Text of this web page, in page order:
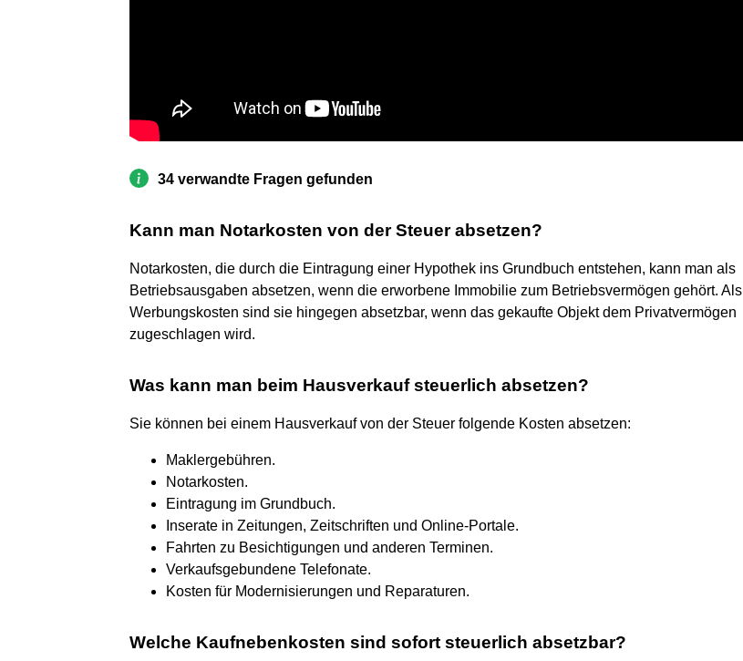
34 verwandte Fragen gefunden
Kann man Notarkosten von der Steuer absetzen?
Notarkosten, die durch die Eintragung einer Hypothek ins Grundbuch entstehen, kann man als
Betriebsausgaben absetzen, wenn die erworbene Immobilie zum Betriebsvermögen gehört. Als
Werbungskosten sind sie hingegen absetzbar, wenn das gekaufte Objekt dem Privatvermögen
zugeschlagen wird.
Was kann man beim Hausverkauf steuerlich absetzen?
Sie können bei einem Hausverkauf von der Steuer folgende Kosten absetzen:
Maklergebühren.
Notarkosten.
Eintragung im Grundbuch.
Inserate in Zeitungen, Zeitschriften und Online-Portale.
Fahrten zu Besichtigungen und anderen Terminen.
Verkaufsgebundene Telefonate.
Kosten für Modernisierungen und Reparaturen.
Welche Kaufnebenkosten sind sofort steuerlich absetzbar?